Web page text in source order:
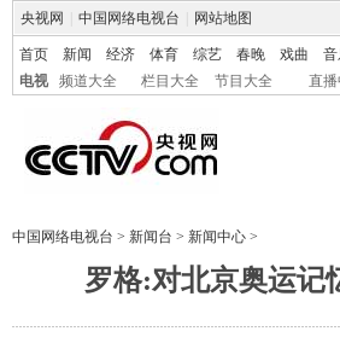
央视网 中国网络电视台 网站地图
首页 新闻 经济 体育 综艺 春晚 戏曲
电视
频道大全 栏目大全 节目大全 直播
中国网络电视台 > 新闻台 > 新闻中心 >
罗格:对北京奥运记